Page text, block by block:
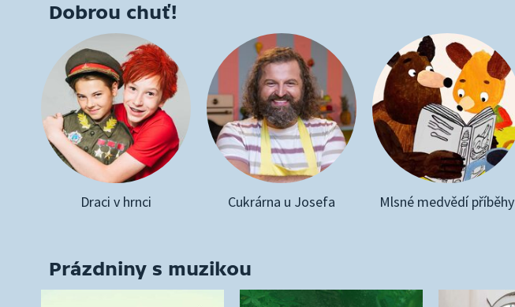
Dobrou chuť!
Draci v hrnci Cukrárna u Josefa Mlsné medvědí příběhy
Prázdniny s muzikou